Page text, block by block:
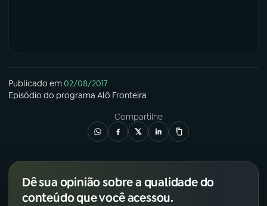
Publicado em02/08/2017
Episódio do programa Alô Fronteira
Compartilhe
Dê sua opinião sobre a qualidade do
conteúdo que você acessou.